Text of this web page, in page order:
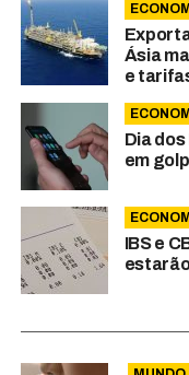
Ásia
e
Dia
em
IBS e